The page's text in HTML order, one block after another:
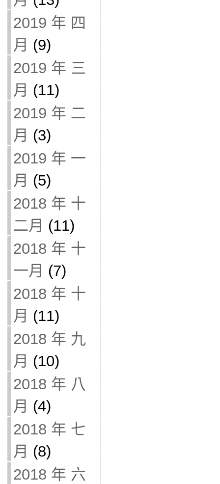
2019 年 四
月 (9)
2019 年 三
月 (11)
2019 年 二
月 (3)
2019 年 一
月 (5)
2018 年 十
二月 (11)
2018 年 十
一月 (7)
2018 年 十
月 (11)
2018 年 九
月 (10)
2018 年 八
月 (4)
2018 年 七
月 (8)
2018 年 六